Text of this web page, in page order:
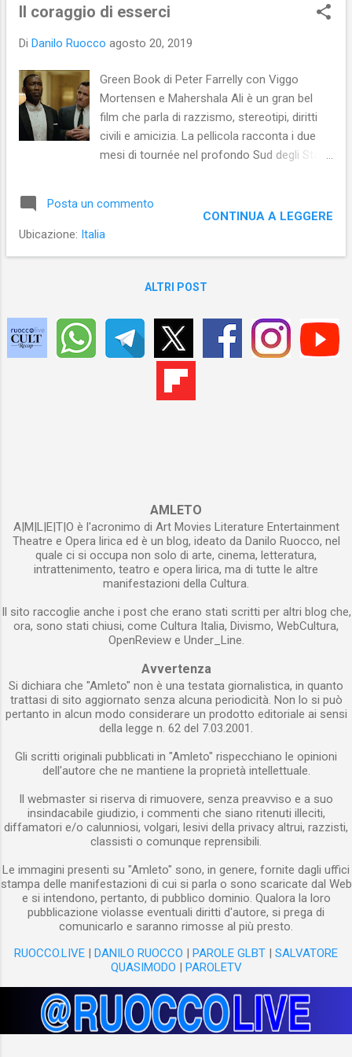
Il coraggio di esserci
Di Danilo Ruocco agosto 20, 2019
Green Book di Peter Farrelly con Viggo
Mortensen e Mahershala Ali è un gran bel
film che parla di razzismo, stereotipi, diritti
civili e amicizia. La pellicola racconta i due
mesi di tournée nel profondo Sud degli Stati
subire ritorsioni da parte dei razzisti del
luogo (essendo lui un uomo di colore),
Vallelonga (padre di uno degli sceneggiatori
l’altro del profondo Sud degli U.S.A. i due
uomini - benissimo interpretati da Mortensen
(nel ruolo dell’italo-americano) e Ali (in quello
del pianista) - imparano a conoscersi e tra
loro nasce un’amicizia sincera in grado di
Posta un commento
Ubicazione: Italia
CONTINUA A LEGGERE
ALTRI POST
AMLETO
A|M|L|E|T|O è l'acronimo di Art Movies Literature Entertainment
Theatre e Opera lirica ed è un blog, ideato da Danilo Ruocco, nel
quale ci si occupa non solo di arte, cinema, letteratura,
intrattenimento, teatro e opera lirica, ma di tutte le altre
manifestazioni della Cultura.
Il sito raccoglie anche i post che erano stati scritti per altri blog che,
ora, sono stati chiusi, come Cultura Italia, Divismo, WebCultura,
OpenReview e Under_Line.
Avvertenza
Si dichiara che "Amleto" non è una testata giornalistica, in quanto
trattasi di sito aggiornato senza alcuna periodicità. Non lo si può
pertanto in alcun modo considerare un prodotto editoriale ai sensi
della legge n. 62 del 7.03.2001.
Gli scritti originali pubblicati in "Amleto" rispecchiano le opinioni
dell'autore che ne mantiene la proprietà intellettuale.
Il webmaster si riserva di rimuovere, senza preavviso e a suo
insindacabile giudizio, i commenti che siano ritenuti illeciti,
diffamatori e/o calunniosi, volgari, lesivi della privacy altrui, razzisti,
classisti o comunque reprensibili.
Le immagini presenti su "Amleto" sono, in genere, fornite dagli uffici
stampa delle manifestazioni di cui si parla o sono scaricate dal Web
e si intendono, pertanto, di pubblico dominio. Qualora la loro
pubblicazione violasse eventuali diritti d'autore, si prega di
comunicarlo e saranno rimosse al più presto.
RUOCCO.LIVE | DANILO RUOCCO | PAROLE GLBT | SALVATORE
QUASIMODO | PAROLETV